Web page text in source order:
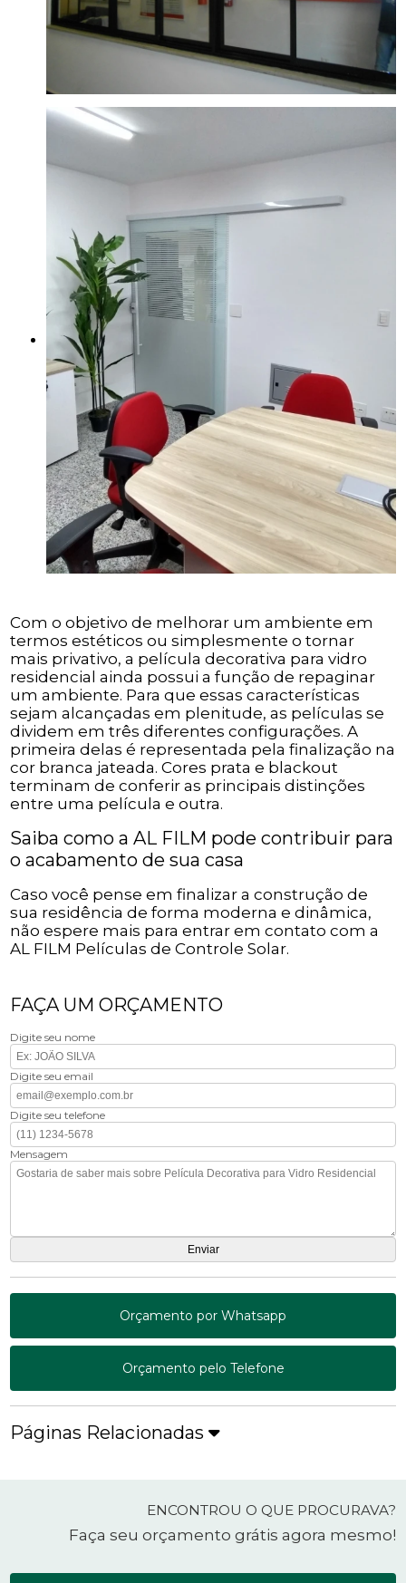
Com o objetivo de melhorar um ambiente em
termos estéticos ou simplesmente o tornar
mais privativo, a película decorativa para vidro
residencial ainda possui a função de repaginar
um ambiente. Para que essas características
sejam alcançadas em plenitude, as películas se
dividem em três diferentes configurações. A
primeira delas é representada pela finalização na
cor branca jateada. Cores prata e blackout
terminam de conferir as principais distinções
entre uma película e outra.
Saiba como a AL FILM pode contribuir para
o acabamento de sua casa
Caso você pense em finalizar a construção de
sua residência de forma moderna e dinâmica,
não espere mais para entrar em contato com a
AL FILM Películas de Controle Solar.
FAÇA UM ORÇAMENTO
Digite seu nome
Digite seu email
Digite seu telefone
Mensagem
Orçamento por Whatsapp
Orçamento pelo Telefone
Páginas Relacionadas
ENCONTROU O QUE PROCURAVA?
Faça seu orçamento grátis agora mesmo!